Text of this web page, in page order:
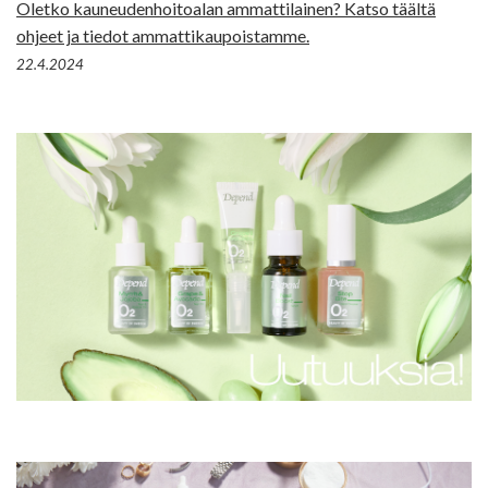
Oletko kauneudenhoitoalan ammattilainen? Katso täältä
ohjeet ja tiedot ammattikaupoistamme.
22.4.2024